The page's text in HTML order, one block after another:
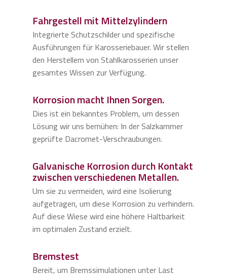
Fahrgestell mit Mittelzylindern
Integrierte Schutzschilder und spezifische
Ausführungen für Karosseriebauer. Wir stellen
den Herstellern von Stahlkarosserien unser
gesamtes Wissen zur Verfügung.
Korrosion macht Ihnen Sorgen.
Dies ist ein bekanntes Problem, um dessen
Lösung wir uns bemühen: In der Salzkammer
geprüfte Dacromet-Verschraubungen.
Galvanische Korrosion durch Kontakt
zwischen verschiedenen Metallen.
Um sie zu vermeiden, wird eine Isolierung
aufgetragen, um diese Korrosion zu verhindern.
Auf diese Wiese wird eine höhere Haltbarkeit
im optimalen Zustand erzielt.
Bremstest
Bereit, um Bremssimulationen unter Last